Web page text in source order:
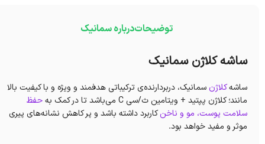
توضیحاتدرباره سمانیک
ساشه کلاژن سمانیک
ساشهکلاژن سمانیک، دربردارنده‌ی ترکیباتی هدفمند و ویژه و با کیفیت بالا
مانند؛ کلاژن پپتید + ویتامین ث/سی C می‌باشد تا در کمک به
حفظ
سلامت پوست، مو و ناخنکاربرد داشته باشد و پر کاهش نشانه‌های پیری
موثر و مفید خواهد بود.